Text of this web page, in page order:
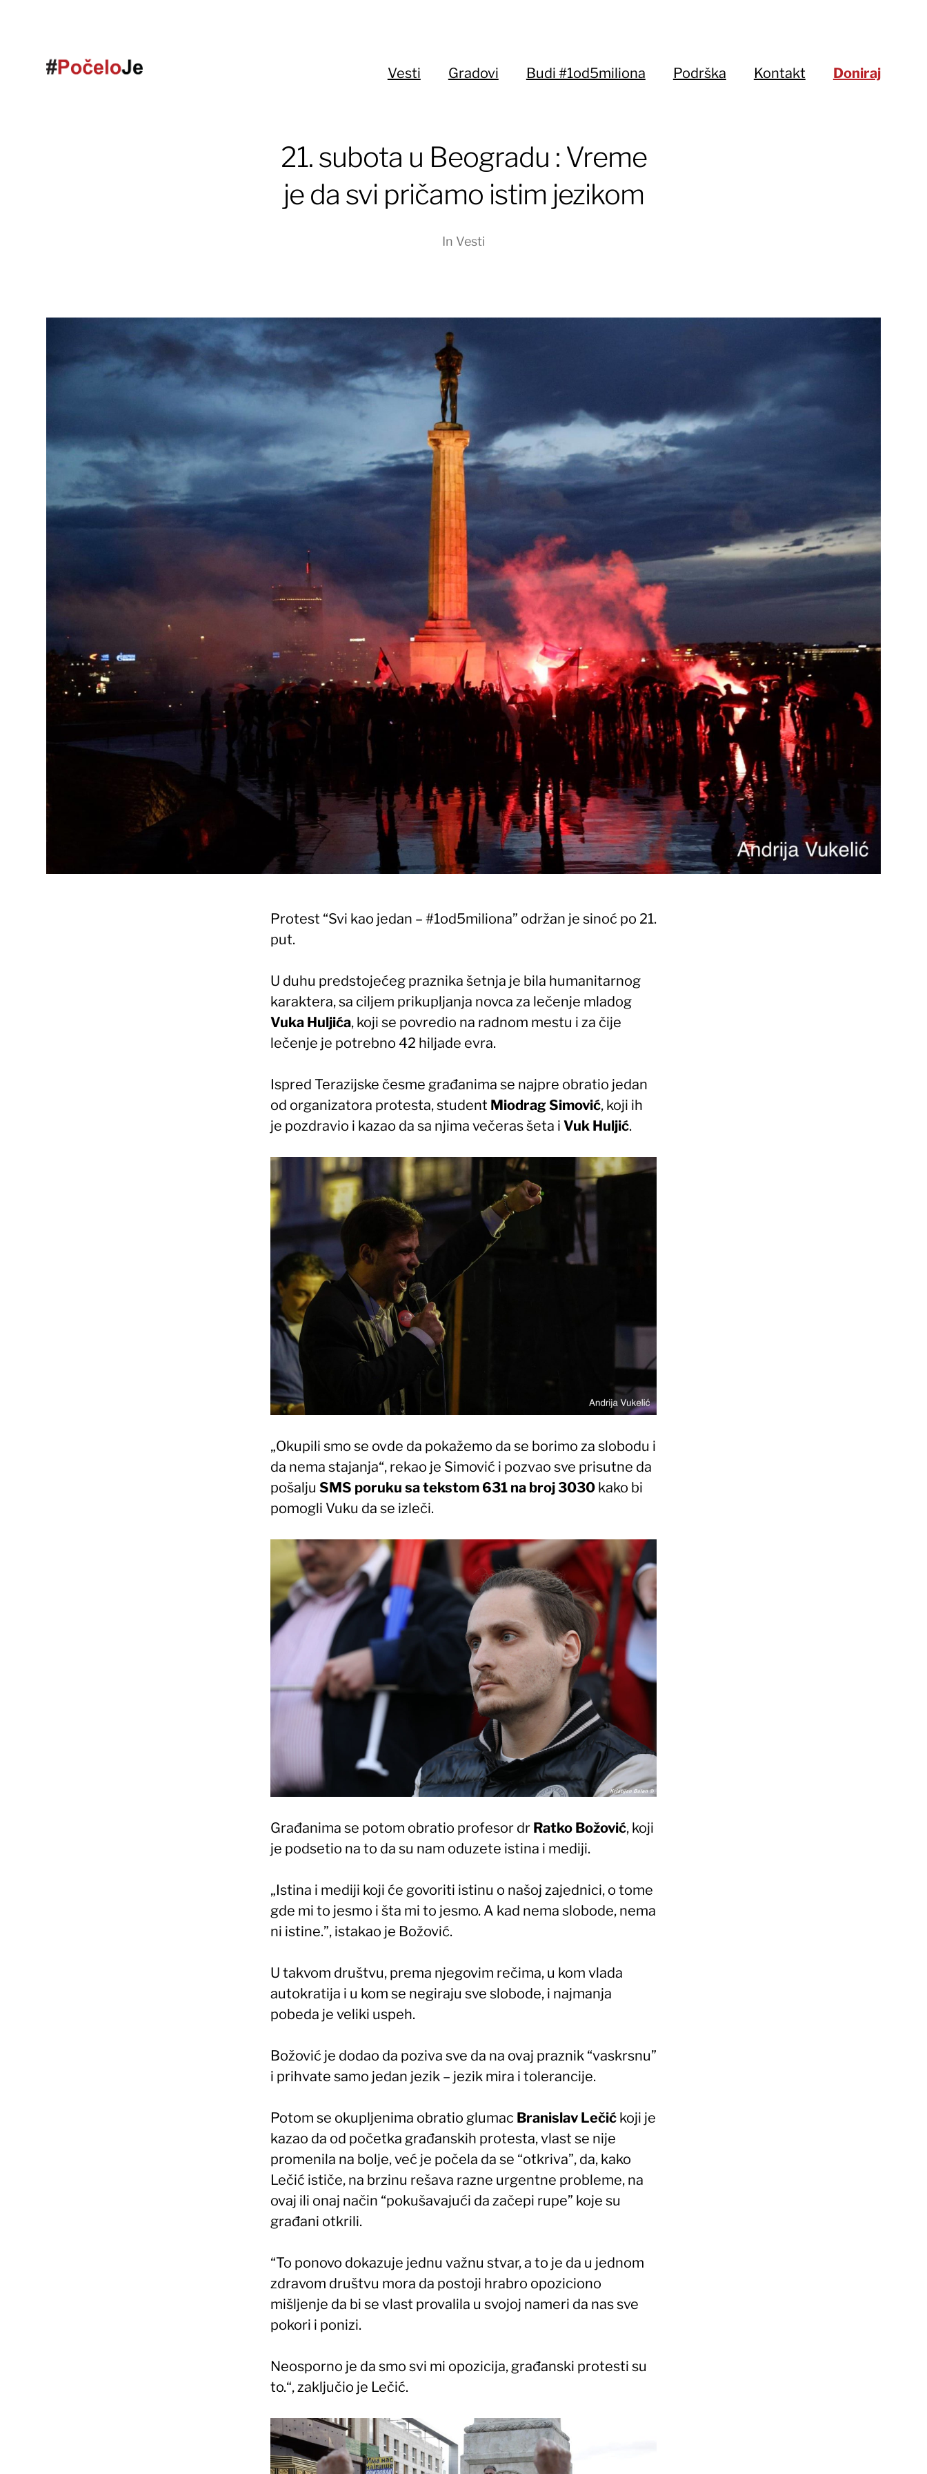
Vesti Gradovi Budi #1od5miliona Podrška Kontakt Doniraj
21. subota u Beogradu : Vreme
je da svi pričamo istim jezikom
In Vesti
Protest “Svi kao jedan – #1od5miliona” održan je sinoć po 21.
put.
U duhu predstojećeg praznika šetnja je bila humanitarnog
karaktera, sa ciljem prikupljanja novca za lečenje mladog
Vuka Huljića, koji se povredio na radnom mestu i za čije
lečenje je potrebno 42 hiljade evra.
Ispred Terazijske česme građanima se najpre obratio jedan
od organizatora protesta, student Miodrag Simović, koji ih
je pozdravio i kazao da sa njima večeras šeta i Vuk Huljić.
„Okupili smo se ovde da pokažemo da se borimo za slobodu i
da nema stajanja“, rekao je Simović i pozvao sve prisutne da
pošalju SMS poruku sa tekstom 631 na broj 3030 kako bi
pomogli Vuku da se izleči.
Građanima se potom obratio profesor dr Ratko Božović, koji
je podsetio na to da su nam oduzete istina i mediji.
„Istina i mediji koji će govoriti istinu o našoj zajednici, o tome
gde mi to jesmo i šta mi to jesmo. A kad nema slobode, nema
ni istine.”, istakao je Božović.
U takvom društvu, prema njegovim rečima, u kom vlada
autokratija i u kom se negiraju sve slobode, i najmanja
pobeda je veliki uspeh.
Božović je dodao da poziva sve da na ovaj praznik “vaskrsnu”
i prihvate samo jedan jezik – jezik mira i tolerancije.
Potom se okupljenima obratio glumac Branislav Lečić koji je
kazao da od početka građanskih protesta, vlast se nije
promenila na bolje, već je počela da se “otkriva”, da, kako
Lečić ističe, na brzinu rešava razne urgentne probleme, na
ovaj ili onaj način “pokušavajući da začepi rupe” koje su
građani otkrili.
“To ponovo dokazuje jednu važnu stvar, a to je da u jednom
zdravom društvu mora da postoji hrabro opoziciono
mišljenje da bi se vlast provalila u svojoj nameri da nas sve
pokori i ponizi.
Neosporno je da smo svi mi opozicija, građanski protesti su
to.“, zaključio je Lečić.